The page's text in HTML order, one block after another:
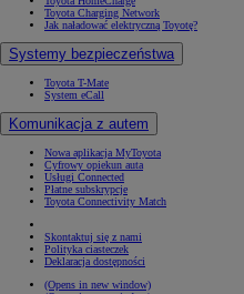
Toyota Charging Network
Jak naładować elektryczną Toyotę?
Systemy bezpieczeństwa
Toyota T-Mate
System eCall
Komunikacja z autem
Nowa aplikacja MyToyota
Cyfrowy opiekun auta
Usługi Connected
Płatne subskrypcje
Toyota Connectivity Match
Skontaktuj się z nami
Polityka ciasteczek
Deklaracja dostępności
(Opens in new window)